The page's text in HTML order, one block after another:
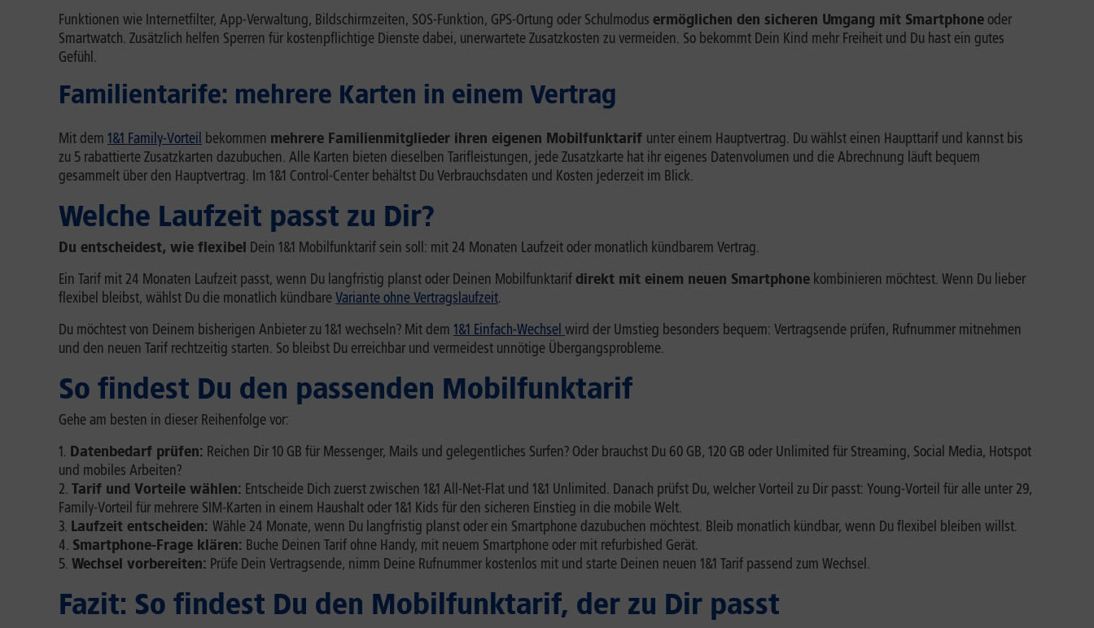
Funktionen wie Internetfilter, App-Verwaltung, Bildschirmzeiten, SOS-Funktion, GPS-Ortung oder Schulmodus ermöglichen den sicheren Umgang mit Smartphoneoder
Smartwatch. Zusätzlich helfen Sperren für kostenpflichtige Dienste dabei, unerwartete Zusatzkosten zu vermeiden. So bekommt Dein Kind mehr Freiheit und Du hast ein gutes
Gefühl.
Familientarife: mehrere Karten in einem Vertrag
Mit dem 1&1 Family-Vorteil bekommen mehrere Familienmitglieder ihren eigenen Mobilfunktarif unter einem Hauptvertrag. Du wählst einen Haupttarif und kannst bis
zu 5 rabattierte Zusatzkarten dazubuchen. Alle Karten bieten dieselben Tarifleistungen, jede Zusatzkarte hat ihr eigenes Datenvolumen und die Abrechnung läuft bequem
gesammelt über den Hauptvertrag. Im 1&1 Control-Center behältst Du Verbrauchsdaten und Kosten jederzeit im Blick.
Welche Laufzeit passt zu Dir?
Du entscheidest, wie flexibel Dein 1&1 Mobilfunktarif sein soll: mit 24 Monaten Laufzeit oder monatlich kündbarem Vertrag.
Ein Tarif mit 24 Monaten Laufzeit passt, wenn Du langfristig planst oder Deinen Mobilfunktarifdirekt mit einem neuen Smartphone kombinieren möchtest. Wenn Du lieber
flexibel bleibst, wählst Du die monatlich kündbareVariante ohne Vertragslaufzeit.
Du möchtest von Deinem bisherigen Anbieter zu 1&1 wechseln? Mit dem 1&1 Einfach-Wechsel wird der Umstieg besonders bequem: Vertragsende prüfen, Rufnummer mitnehmen
und den neuen Tarif rechtzeitig starten. So bleibst Du erreichbar und vermeidest unnötige Übergangsprobleme.
So findest Du den passenden Mobilfunktarif
Gehe am besten in dieser Reihenfolge vor:
Datenbedarf prüfen: Reichen Dir 10 GB für Messenger, Mails und gelegentliches Surfen? Oder brauchst Du 60 GB, 120 GB oder Unlimited für Streaming, Social Media, Hotspot
und mobiles Arbeiten?
Tarif und Vorteile wählen: Entscheide Dich zuerst zwischen 1&1 All-Net-Flat und 1&1 Unlimited. Danach prüfst Du, welcher Vorteil zu Dir passt: Young-Vorteil für alle unter 29,
Family-Vorteil für mehrere SIM-Karten in einem Haushalt oder 1&1 Kids für den sicheren Einstieg in die mobile Welt.
Laufzeit entscheiden: Wähle 24 Monate, wenn Du langfristig planst oder ein Smartphone dazubuchen möchtest. Bleib monatlich kündbar, wenn Du flexibel bleiben willst.
Smartphone-Frage klären: Buche Deinen Tarif ohne Handy, mit neuem Smartphone oder mit refurbished Gerät.
Wechsel vorbereiten: Prüfe Dein Vertragsende, nimm Deine Rufnummer kostenlos mit und starte Deinen neuen 1&1 Tarif passend zum Wechsel.
Fazit: So findest Du den Mobilfunktarif, der zu Dir passt